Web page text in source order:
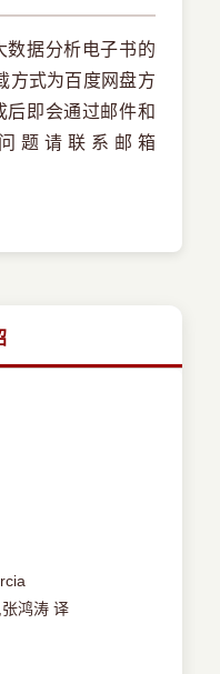
数据分析电子书的
方式为百度网盘方
后即会通过邮件和
题请联系邮箱
鸿涛 译